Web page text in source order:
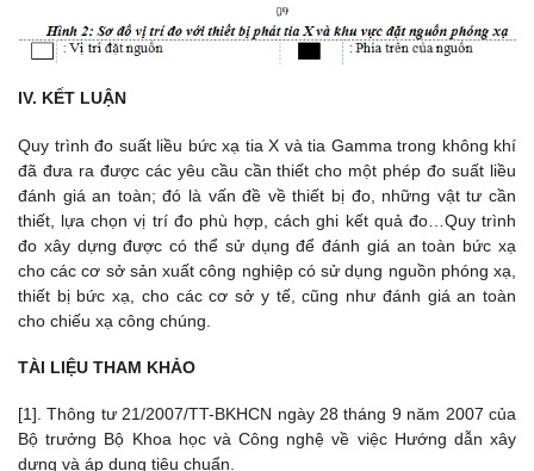
IV. KẾT LUẬN
Quy trình đo suất liều bức xạ tia X và tia Gamma trong không khí
đã đưa ra được các yêu cầu cần thiết cho một phép đo suất liều
đánh giá an toàn; đó là vấn đề về thiết bị đo, những vật tư cần
thiết, lựa chọn vị trí đo phù hợp, cách ghi kết quả đo…Quy trình
đo xây dựng được có thể sử dụng để đánh giá an toàn bức xạ
cho các cơ sở sản xuất công nghiệp có sử dụng nguồn phóng xạ,
thiết bị bức xạ, cho các cơ sở y tế, cũng như đánh giá an toàn
cho chiếu xạ công chúng.
TÀI LIỆU THAM KHẢO
[1]. Thông tư 21/2007/TT-BKHCN ngày 28 tháng 9 năm 2007 của
Bộ trưởng Bộ Khoa học và Công nghệ về việc Hướng dẫn xây
dựng và áp dụng tiêu chuẩn.